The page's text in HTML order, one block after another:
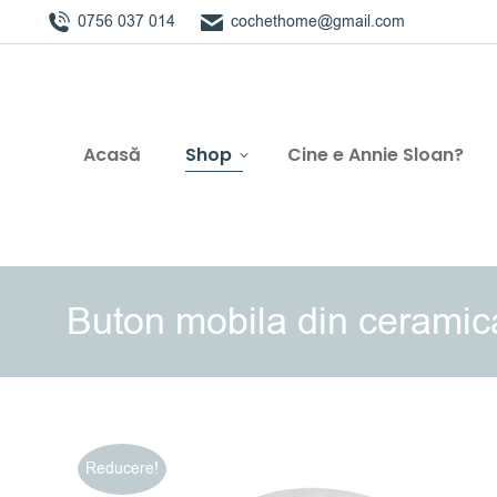
0756 037 014 cochethome@gmail.com
Acasă Shop Cine e Annie Sloan?
Buton mobila din
Reducere!